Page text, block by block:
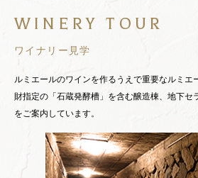
WINERY TOUR
ワイナリー見学
ルミエールのワインを作るうえで重要なルミエ
財指定の「石蔵発酵槽」を含む醸造棟、地下セ
をご案内しています。